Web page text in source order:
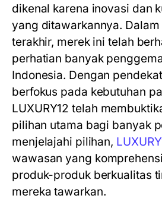
dikenal karena inovasi dan
yang ditawarkannya.
terakhir, merek ini telah
perhatian banyak
Indonesia. Dengan
berfokus pada kebutuhan
LUXURY12 telah
pilihan utama bagi banyak
menjelajahi pilihan,
wawasan yang
produk-produk berkualitas
mereka tawarkan.